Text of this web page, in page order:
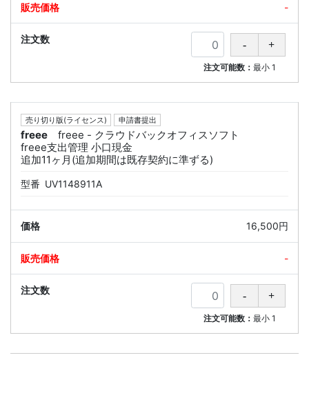
-
注文可能数：最小 1
売り切り版(ライセンス) 申請書提出
freee
freee - クラウドバックオフィスソフト
freee支出管理 小口現金
追加11ヶ月(追加期間は既存契約に準ずる)
型番 UV1148911A
16,500円
-
注文可能数：最小 1